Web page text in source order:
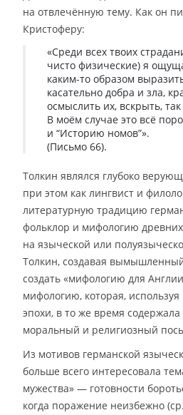
на отвлечённую тему. Как он
Кристоферу:
«Среди всех твоих
чисто физические) я
каким-то образом
касательно добра и зла,
осмыслить их, вскрыть,
В моём случае это всё
и “Историю номов”».
(Письмо 66).
Толкин являлся глубоко
при этом как лингвист и
литературную традицию
фольклор и мифологию
на языческой или
Толкин, создавая
создать «мифологию для
мифологию, которая,
эпохи, в то же время
моральный и религиозный
Из мотивов германской
больше всего интересовала
мужества» — готовности
когда поражение неизбежно